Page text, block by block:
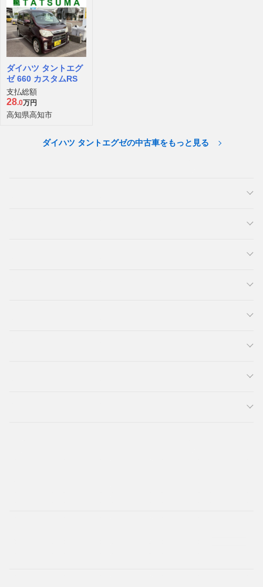
ダイハツ タントエグ
ゼ 660 カスタムRS
支払総額
28.0万円
高知県高知市
ダイハツ タントエグゼの中古車をもっと見る